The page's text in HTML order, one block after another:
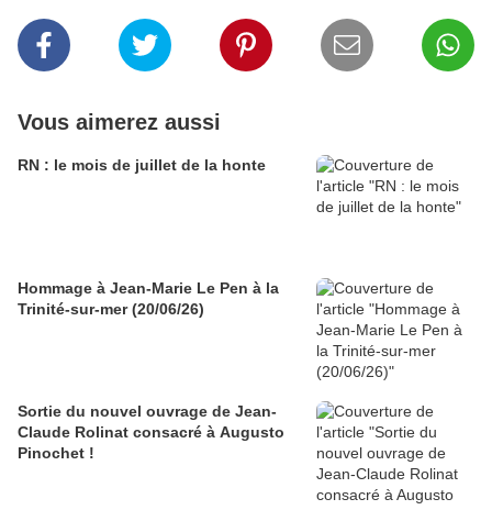
Vous aimerez aussi
RN : le mois de juillet de la honte
Hommage à Jean-Marie Le Pen à la
Trinité-sur-mer (20/06/26)
Sortie du nouvel ouvrage de Jean-
Claude Rolinat consacré à Augusto
Pinochet !